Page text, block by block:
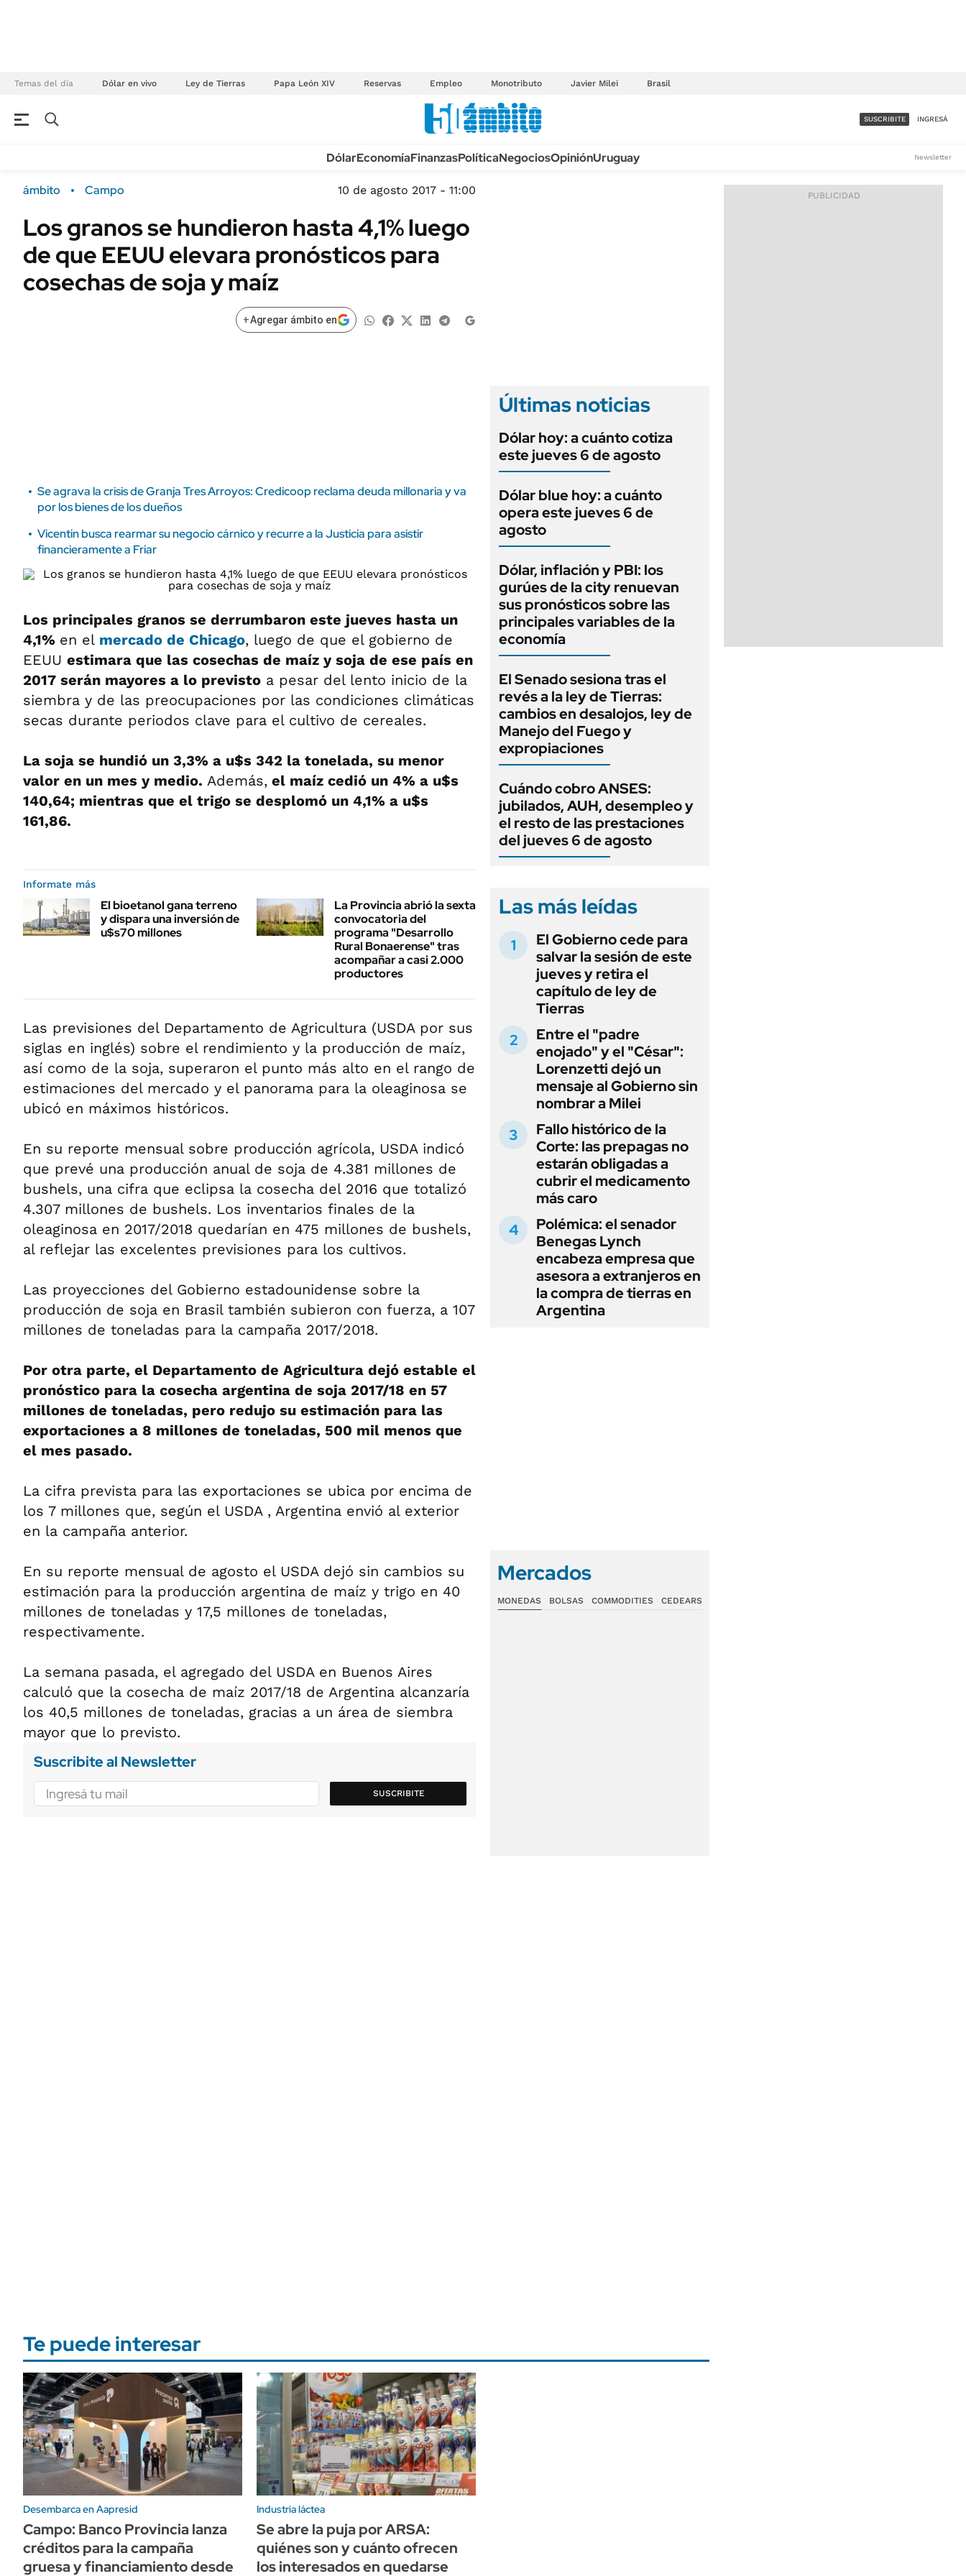
Temas del día Dólar en vivo Ley de Tierras Papa León XIV Reservas Empleo Monotributo Javier Milei Brasil
Campo
FINANZAS
Dólar
Sustentabilidad
ENERGY REPORT
POLÍTICA
TECNOLOGÍA
MÉXICO
MUNDO
INFORMACIÓN GENERAL
ACCESO FULL - $1.800/MES
SUSCRIBITE INGRESÁ
DólarEconomíaFinanzasPolíticaNegociosOpiniónUruguay Newsletter
ámbito Campo 10 de agosto 2017 - 11:00
Los granos se hundieron hasta 4,1% luego
de que EEUU elevara pronósticos para
cosechas de soja y maíz
+Agregar ámbito en
Se agrava la crisis de Granja Tres Arroyos: Credicoop reclama deuda millonaria y va
por los bienes de los dueños
Vicentin busca rearmar su negocio cárnico y recurre a la Justicia para asistir
financieramente a Friar
Los principales granos se derrumbaron este jueves hasta un
4,1% en el mercado de Chicago, luego de que el gobierno de
EEUU estimara que las cosechas de maíz y soja de ese país en
2017 serán mayores a lo previsto a pesar del lento inicio de la
siembra y de las preocupaciones por las condiciones climáticas
secas durante periodos clave para el cultivo de cereales.
La soja se hundió un 3,3% a u$s 342 la tonelada, su menor
valor en un mes y medio. Además, el maíz cedió un 4% a u$s
140,64; mientras que el trigo se desplomó un 4,1% a u$s
161,86.
Informate más
El bioetanol gana terreno
y dispara una inversión de
u$s70 millones
La Provincia abrió la sexta
convocatoria del
programa "Desarrollo
Rural Bonaerense" tras
acompañar a casi 2.000
productores
Las previsiones del Departamento de Agricultura (USDA por sus
siglas en inglés) sobre el rendimiento y la producción de maíz,
así como de la soja, superaron el punto más alto en el rango de
estimaciones del mercado y el panorama para la oleaginosa se
ubicó en máximos históricos.
En su reporte mensual sobre producción agrícola, USDA indicó
que prevé una producción anual de soja de 4.381 millones de
bushels, una cifra que eclipsa la cosecha del 2016 que totalizó
4.307 millones de bushels. Los inventarios finales de la
oleaginosa en 2017/2018 quedarían en 475 millones de bushels,
al reflejar las excelentes previsiones para los cultivos.
Las proyecciones del Gobierno estadounidense sobre la
producción de soja en Brasil también subieron con fuerza, a 107
millones de toneladas para la campaña 2017/2018.
Por otra parte, el Departamento de Agricultura dejó estable el
pronóstico para la cosecha argentina de soja 2017/18 en 57
millones de toneladas, pero redujo su estimación para las
exportaciones a 8 millones de toneladas, 500 mil menos que
el mes pasado.
La cifra prevista para las exportaciones se ubica por encima de
los 7 millones que, según el USDA , Argentina envió al exterior
en la campaña anterior.
En su reporte mensual de agosto el USDA dejó sin cambios su
estimación para la producción argentina de maíz y trigo en 40
millones de toneladas y 17,5 millones de toneladas,
respectivamente.
La semana pasada, el agregado del USDA en Buenos Aires
calculó que la cosecha de maíz 2017/18 de Argentina alcanzaría
los 40,5 millones de toneladas, gracias a un área de siembra
mayor que lo previsto.
Suscribite al Newsletter
SUSCRIBITE
Últimas noticias
Dólar hoy: a cuánto cotiza
este jueves 6 de agosto
Dólar blue hoy: a cuánto
opera este jueves 6 de
agosto
Dólar, inflación y PBI: los
gurúes de la city renuevan
sus pronósticos sobre las
principales variables de la
economía
El Senado sesiona tras el
revés a la ley de Tierras:
cambios en desalojos, ley de
Manejo del Fuego y
expropiaciones
Cuándo cobro ANSES:
jubilados, AUH, desempleo y
el resto de las prestaciones
del jueves 6 de agosto
Las más leídas
El Gobierno cede para
salvar la sesión de este
jueves y retira el
capítulo de ley de
Tierras
Entre el "padre
enojado" y el "César":
Lorenzetti dejó un
mensaje al Gobierno sin
nombrar a Milei
Fallo histórico de la
Corte: las prepagas no
estarán obligadas a
cubrir el medicamento
más caro
Polémica: el senador
Benegas Lynch
encabeza empresa que
asesora a extranjeros en
la compra de tierras en
Argentina
Mercados
MONEDAS BOLSAS COMMODITIES CEDEARS
Te puede interesar
Desembarca en Aapresid
Campo: Banco Provincia lanza
créditos para la campaña
gruesa y financiamiento desde
Industria láctea
Se abre la puja por ARSA:
quiénes son y cuánto ofrecen
los interesados en quedarse